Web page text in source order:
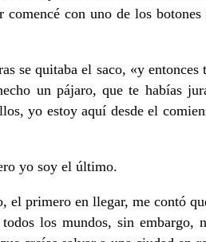
con uno de los
se quitaba el saco, «y
un pájaro, que te habías
yo estoy aquí desde el
yo soy el último.
el primero en llegar, me contó
los mundos, sin